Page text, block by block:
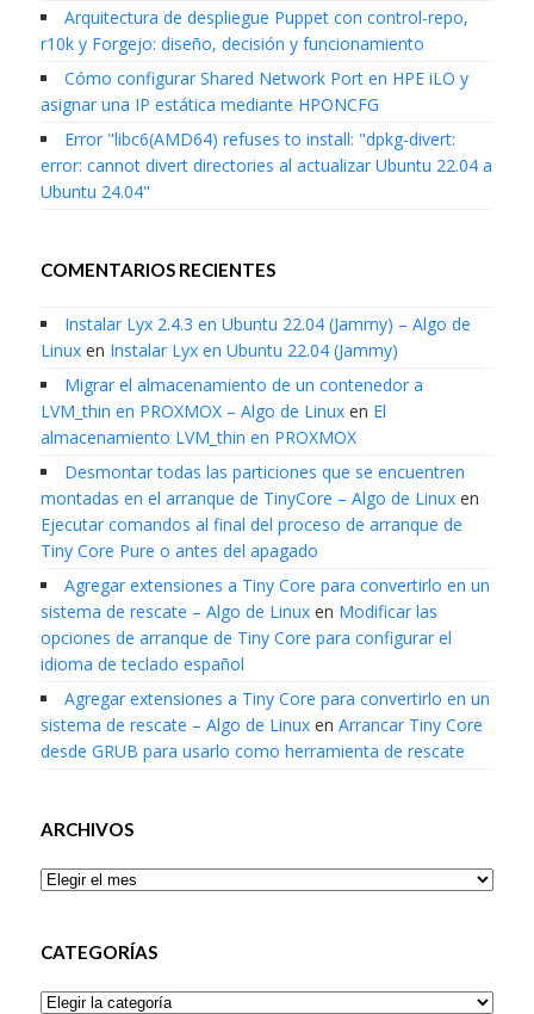
Arquitectura de despliegue Puppet con control-repo,
r10k y Forgejo: diseño, decisión y funcionamiento
Cómo configurar Shared Network Port en HPE iLO y
asignar una IP estática mediante HPONCFG
Error "libc6(AMD64) refuses to install: "dpkg-divert:
error: cannot divert directories al actualizar Ubuntu 22.04 a
Ubuntu 24.04"
COMENTARIOS RECIENTES
Instalar Lyx 2.4.3 en Ubuntu 22.04 (Jammy) – Algo de
Linuxen Instalar Lyx en Ubuntu 22.04 (Jammy)
Migrar el almacenamiento de un contenedor a
LVM_thin en PROXMOX – Algo de Linuxen El
almacenamiento LVM_thin en PROXMOX
Desmontar todas las particiones que se encuentren
montadas en el arranque de TinyCore – Algo de Linuxen
Ejecutar comandos al final del proceso de arranque de
Tiny Core Pure o antes del apagado
Agregar extensiones a Tiny Core para convertirlo en un
sistema de rescate – Algo de Linuxen Modificar las
opciones de arranque de Tiny Core para configurar el
idioma de teclado español
Agregar extensiones a Tiny Core para convertirlo en un
sistema de rescate – Algo de Linuxen Arrancar Tiny Core
desde GRUB para usarlo como herramienta de rescate
ARCHIVOS
Archivos
CATEGORÍAS
Categorías